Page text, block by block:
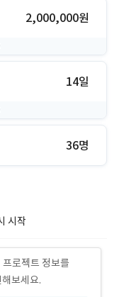
2,000,000원
14일
36명
시작
로젝트 정보를
보세요.